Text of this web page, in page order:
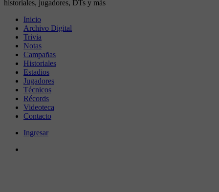
historiales, jugadores, DTs y más
Inicio
Archivo Digital
Trivia
Notas
Campañas
Historiales
Estadios
Jugadores
Técnicos
Récords
Videoteca
Contacto
Ingresar